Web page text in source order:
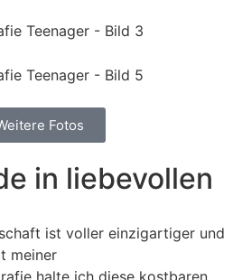
Fotos
in liebevollen
ist voller einzigartiger und
meiner